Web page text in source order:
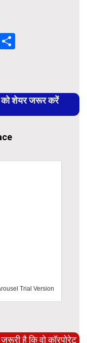
Copy
को शेयर जरूर करें
Trial Version
है कि वो कॉरपोरेट